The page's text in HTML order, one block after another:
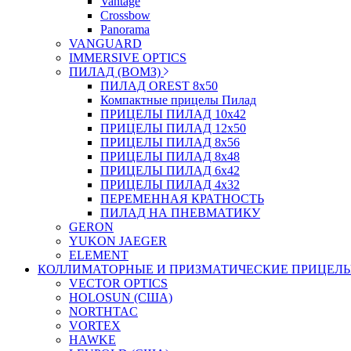
Crossbow
Panorama
VANGUARD
IMMERSIVE OPTICS
ПИЛАД (ВОМЗ)
ПИЛАД OREST 8х50
Компактные прицелы Пилад
ПРИЦЕЛЫ ПИЛАД 10х42
ПРИЦЕЛЫ ПИЛАД 12х50
ПРИЦЕЛЫ ПИЛАД 8х56
ПРИЦЕЛЫ ПИЛАД 8х48
ПРИЦЕЛЫ ПИЛАД 6х42
ПРИЦЕЛЫ ПИЛАД 4х32
ПЕРЕМЕННАЯ КРАТНОСТЬ
ПИЛАД НА ПНЕВМАТИКУ
GERON
YUKON JAEGER
ELEMENT
КОЛЛИМАТОРНЫЕ И ПРИЗМАТИЧЕСКИЕ
VECTOR OPTICS
HOLOSUN (США)
NORTHTAC
VORTEX
HAWKE